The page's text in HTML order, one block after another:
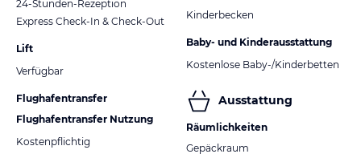
24-Stunden-Rezeption
Express Check-In & Check-Out
Lift
Verfügbar
Flughafentransfer
Flughafentransfer Nutzung
Kostenpflichtig
Kinderbecken
Baby- und Kinderausstattung
Kostenlose Baby-/Kinderbetten
Ausstattung
Räumlichkeiten
Gepäckraum